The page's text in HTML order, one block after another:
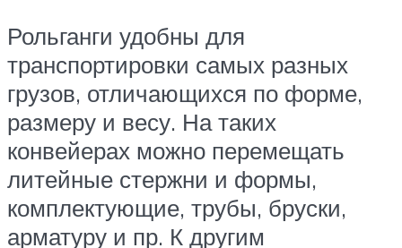
Рольганги удобны для
транспортировки самых разных
грузов, отличающихся по форме,
размеру и весу. На таких
конвейерах можно перемещать
литейные стержни и формы,
комплектующие, трубы, бруски,
арматуру и пр. К другим